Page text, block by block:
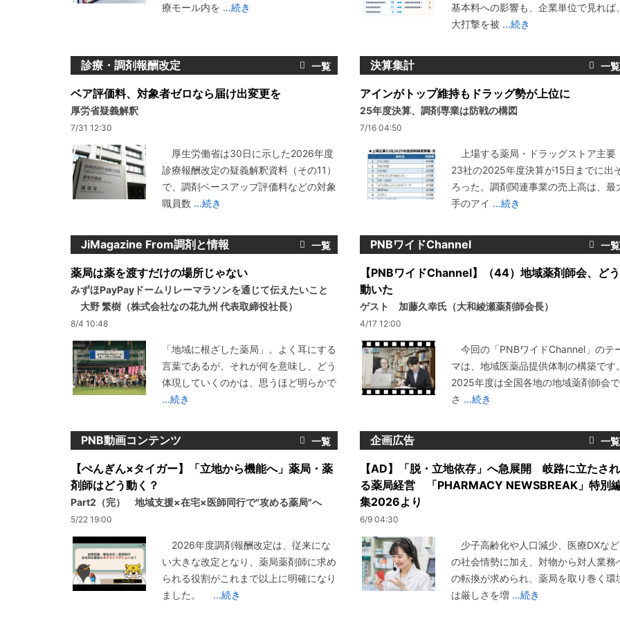
療モール内を ...続き
基本料への影響も、企業単位で見れば、
大打撃を被 ...続き
診療・調剤報酬改定
ベア評価料、対象者ゼロなら届け出変更を
厚労省疑義解釈
7/31 12:30
厚生労働省は30日に示した2026年度
診療報酬改定の疑義解釈資料（その11）
で、調剤ベースアップ評価料などの対象
職員数 ...続き
決算集計
アインがトップ維持もドラッグ勢が上位に
25年度決算、調剤専業は防戦の構図
7/16 04:50
上場する薬局・ドラッグストア主要
23社の2025年度決算が15日までに出
ろった。調剤関連事業の売上高は、最
手のアイ ...続き
JiMagazine From調剤と情報
薬局は薬を渡すだけの場所じゃない
みずほPayPayドームリレーマラソンを通じて伝えたいこと
大野 繁樹（株式会社なの花九州 代表取締役社長）
8/4 10:48
「地域に根ざした薬局」。よく耳にする
言葉であるが、それが何を意味し、どう
体現していくのかは、思うほど明らかで
...続き
PNBワイドChannel
【PNBワイドChannel】（44）地域薬剤師会、どう
動いた
ゲスト 加藤久幸氏（大和綾瀬薬剤師会長）
4/17 12:00
今回の「PNBワイドChannel」のテ
マは、地域医薬品提供体制の構築です。
2025年度は全国各地の地域薬剤師会で
さ ...続き
PNB動画コンテンツ
【ぺんぎん×タイガー】「立地から機能へ」薬局・薬
剤師はどう動く？
Part2（完） 地域支援×在宅×医師同行で"攻める薬局"へ
5/22 19:00
2026年度調剤報酬改定は、従来にな
い大きな改定となり、薬局薬剤師に求め
られる役割がこれまで以上に明確になり
ました。
...続き
企画広告
【AD】「脱・立地依存」へ急展開 岐路に立たされ
る薬局経営 「PHARMACY NEWSBREAK」特別
集2026より
6/9 04:30
少子高齢化や人口減少、医療DXなど
の社会情勢に加え、対物から対人業務
の転換が求められ、薬局を取り巻く環
は厳しさを増 ...続き